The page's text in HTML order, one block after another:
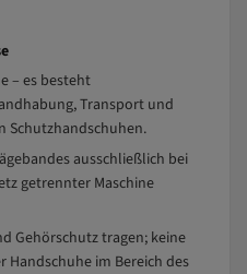
– es besteht
Transport und
Schutzhandschuhen.
ausschließlich bei
getrennter Maschine
Gehörschutz tragen; keine
Handschuhe im Bereich des